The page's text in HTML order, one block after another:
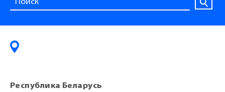
Республика Беларусь